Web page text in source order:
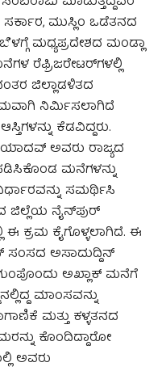
ಮುಸ್ಲಿಂ ಒಡೆತನದ
ಮಧ್ಯಪ್ರದೇಶದ ಮಂಡ್ಲಾ
ರೆಫ್ರಿಜರೇಟರ್‌ಗಳಲ್ಲಿ
ಜಿಲ್ಲಾಡಳಿತದ
ನಿರ್ಮಿಸಲಾಗಿದೆ
ಕೆಡವಿದ್ದರು.
ಅವರು ರಾಜ್ಯದ
ಮನೆಗಳನ್ನು
ಸಮರ್ಥಿಸಿ
ಜಿಲ್ಲೆಯ ನೈನ್‌ಪುರ್
ಈ ಕ್ರಮ ಕೈಗೊಳ್ಳಲಾಗಿದೆ. ಈ
ಸಂಸದ ಅಸಾದುದ್ದಿನ್
ಗುಂಪೊಂದು ಅಖ್ಲಾಕ್ ಮನೆಗೆ
ಮಾಂಸವನ್ನು
ಮತ್ತು ಕಳ್ಳತನದ
ಕೊಂದಿದ್ದಾರೋ
ಅವರು